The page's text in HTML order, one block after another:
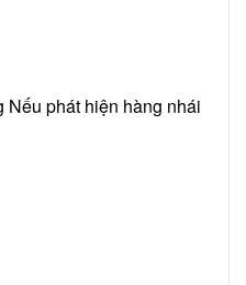
Nếu phát hiện hàng nhái